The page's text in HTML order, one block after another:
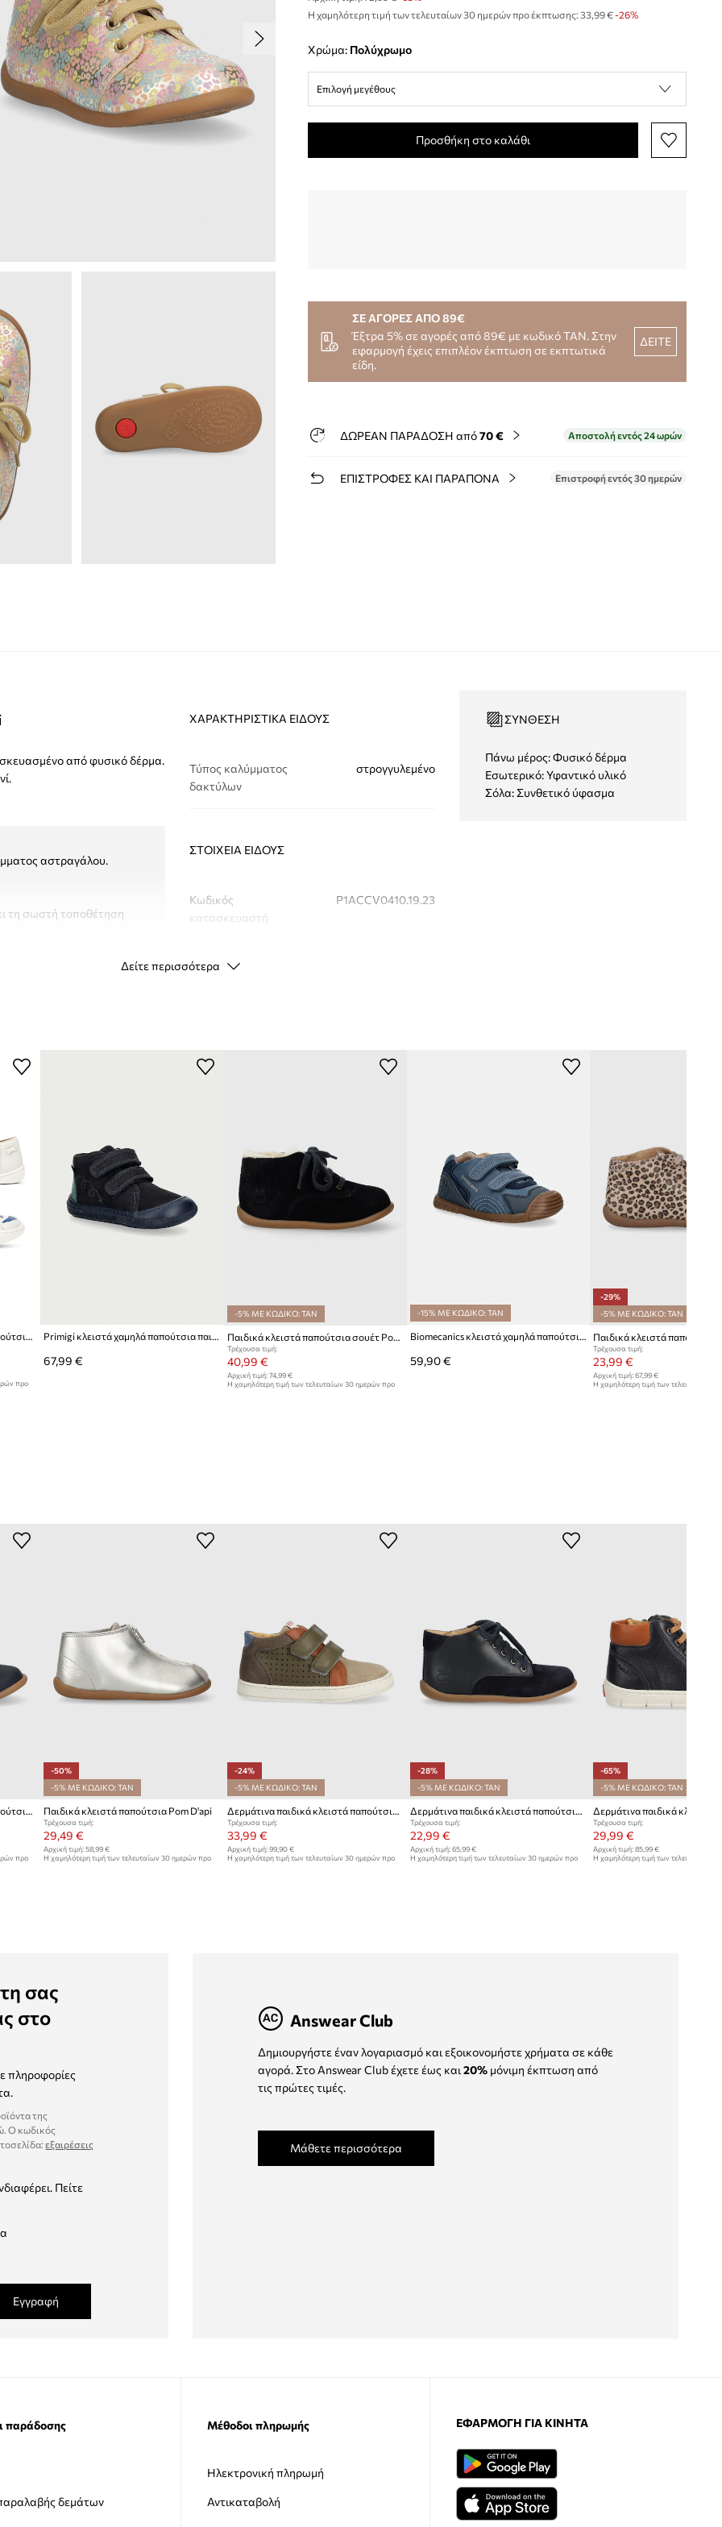
Η χαμηλότερη τιμή των τελευταίων 30 ημερών προ έκπτωσης: 33,99 € -26%
Χρώμα: πολύχρωμο
Επιλογή μεγέθους
Προσθήκη στο καλάθι
ΣΕ ΑΓΟΡΕΣ ΑΠΟ 89€
Έξτρα 5% σε αγορές από 89€ με κωδικό TAN. Στην
εφαρμογή έχεις επιπλέον έκπτωση σε εκπτωτικά
είδη.
ΔΕΙΤΕ
ΔΩΡΕΑΝ ΠΑΡΑΔΟΣΗ από70 € Αποστολή εντός 24 ωρών
ΕΠΙΣΤΡΟΦΕΣ ΚΑΙ ΠΑΡΑΠΟΝΑ Επιστροφή εντός 30 ημερών
από φυσικό δέρμα.
αστραγάλου.
τη σωστή τοποθέτηση
ελεύθερα.
ΧΑΡΑΚΤΗΡΙΣΤΙΚΆ ΕΊΔΟΥΣ
Τύπος καλύμματος
δακτύλων
στρογγυλεμένο
ΣΤΟΙΧΕΊΑ ΕΊΔΟΥΣ
Κωδικός
κατασκευαστή
P1ACCV0410.19.23
Χρώμα
Κατασκευαστής
ΣΎΝΘΕΣΗ
Πάνω μέρος: Φυσικό δέρμα
Εσωτερικό: Υφαντικό υλικό
Σόλα: Συνθετικό ύφασμα
Δείτε περισσότερα
προ
67,99 €
-5% ΜΕ ΚΩΔΙΚΟ: TAN
Παιδικά κλειστά παπούτσια σουέτ Pom D'api STAND-UP DERBY FUR
Τρέχουσα τιμή:
40,99 €
Αρχική τιμή: 74,99 €
Η χαμηλότερη τιμή των τελευταίων 30 ημερών προ
-15% ΜΕ ΚΩΔΙΚΟ: TAN
59,90 €
-29%
-5% ΜΕ ΚΩΔΙΚΟ: TAN
Τρέχουσα τιμή:
23,99 €
Αρχική τιμή: 67,99 €
Η χαμηλότερη τιμή των τελευταίων
Δερμάτινα παιδικά κλειστά παπούτσια Pom D'api
προ
-50%
-5% ΜΕ ΚΩΔΙΚΟ: TAN
Παιδικά κλειστά παπούτσια Pom D'api
Τρέχουσα τιμή:
29,49 €
Αρχική τιμή: 58,99 €
Η χαμηλότερη τιμή των τελευταίων 30 ημερών προ
-24%
-5% ΜΕ ΚΩΔΙΚΟ: TAN
Δερμάτινα παιδικά κλειστά παπούτσια Pom D'api
Τρέχουσα τιμή:
33,99 €
Αρχική τιμή: 99,90 €
Η χαμηλότερη τιμή των τελευταίων 30 ημερών προ
-28%
-5% ΜΕ ΚΩΔΙΚΟ: TAN
Δερμάτινα παιδικά κλειστά παπούτσια Pom D'api
Τρέχουσα τιμή:
22,99 €
Αρχική τιμή:65,99 €
Η χαμηλότερη τιμή των τελευταίων 30 ημερών προ
-65%
-5% ΜΕ ΚΩΔΙΚΟ: TAN
Τρέχουσα τιμή:
29,99 €
Αρχική τιμή: 85,99 €
Η χαμηλότερη τιμή των τελευταίων
σας
στο
πληροφορίες
της
Ο κωδικός
εξαιρέσεις
Πείτε
Εγγραφή
Answear Club
Δημιουργήστε έναν λογαριασμό και εξοικονομήστε χρήματα σε κάθε
αγορά. Στο Answear Club έχετε έως και20%μόνιμη έκπτωση από
τις πρώτες τιμές.
Μάθετε περισσότερα
παράδοσης
δεμάτων
Μέθοδοι πληρωμής
Ηλεκτρονική πληρωμή
Αντικαταβολή
ΕΦΑΡΜΟΓΉ ΓΙΑ ΚΙΝΗΤΆ